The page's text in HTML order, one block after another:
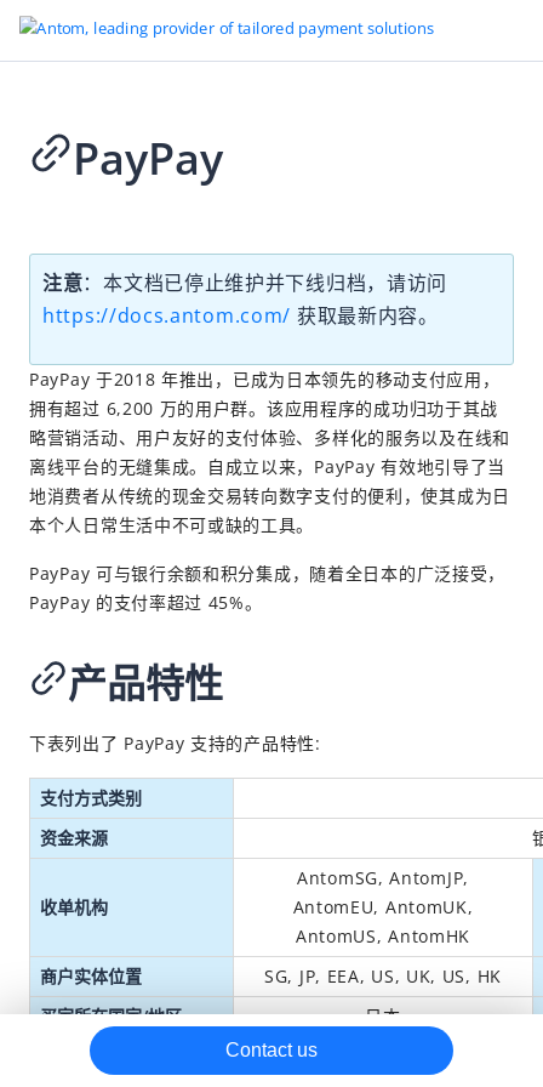
PayPay
注意：本文档已停止维护并下线归档，请访问
https://docs.antom.com/ 获取最新内容。
PayPay 于2018 年推出，已成为日本领先的移动支付应用，
拥有超过 6,200 万的用户群。该应用程序的成功归功于其战
略营销活动、用户友好的支付体验、多样化的服务以及在线和
离线平台的无缝集成。自成立以来，PayPay 有效地引导了当
地消费者从传统的现金交易转向数字支付的便利，使其成为日
本个人日常生活中不可或缺的工具。
PayPay 可与银行余额和积分集成，随着全日本的广泛接受，
PayPay 的支付率超过 45%。
产品特性
下表列出了 PayPay 支持的产品特性:
支付方式类别
资金来源
收单机构
AntomSG, AntomJP,
AntomEU, AntomUK,
AntomUS, AntomHK
商户实体位置
SG, JP, EEA, US, UK, US, HK
买家所在国家/地区
日本
支付币种
Contact us